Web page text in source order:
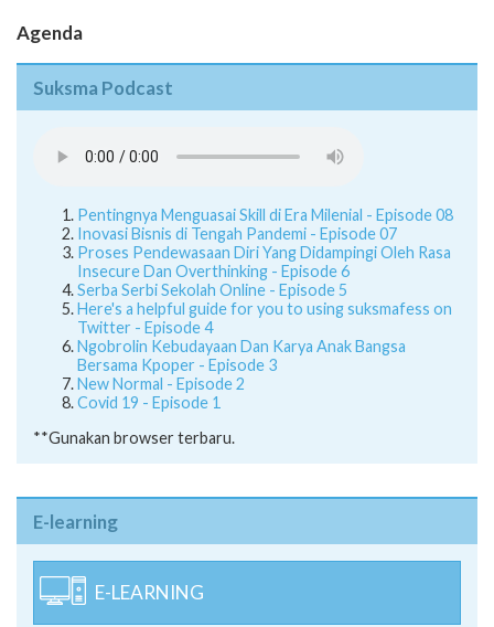
Agenda
Suksma Podcast
Pentingnya Menguasai Skill di Era Milenial - Episode 08
Inovasi Bisnis di Tengah Pandemi - Episode 07
Proses Pendewasaan Diri Yang Didampingi Oleh Rasa
Insecure Dan Overthinking - Episode 6
Serba Serbi Sekolah Online - Episode 5
Here's a helpful guide for you to using suksmafess on
Twitter - Episode 4
Ngobrolin Kebudayaan Dan Karya Anak Bangsa
Bersama Kpoper - Episode 3
New Normal - Episode 2
Covid 19 - Episode 1
**Gunakan browser terbaru.
E-learning
E-LEARNING